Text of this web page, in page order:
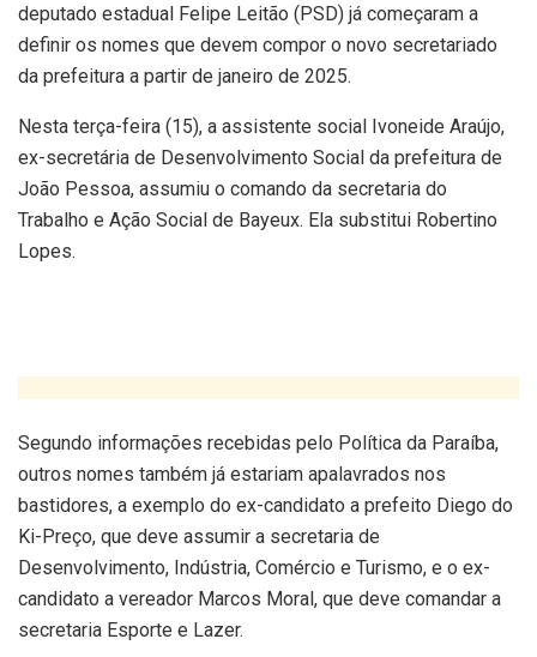
deputado estadual Felipe Leitão (PSD) já começaram a
definir os nomes que devem compor o novo secretariado
da prefeitura a partir de janeiro de 2025.
Nesta terça-feira (15), a assistente social Ivoneide Araújo,
ex-secretária de Desenvolvimento Social da prefeitura de
João Pessoa, assumiu o comando da secretaria do
Trabalho e Ação Social de Bayeux. Ela substitui Robertino
Lopes.
Segundo informações recebidas pelo Política da Paraíba,
outros nomes também já estariam apalavrados nos
bastidores, a exemplo do ex-candidato a prefeito Diego do
Ki-Preço, que deve assumir a secretaria de
Desenvolvimento, Indústria, Comércio e Turismo, e o ex-
candidato a vereador Marcos Moral, que deve comandar a
secretaria Esporte e Lazer.